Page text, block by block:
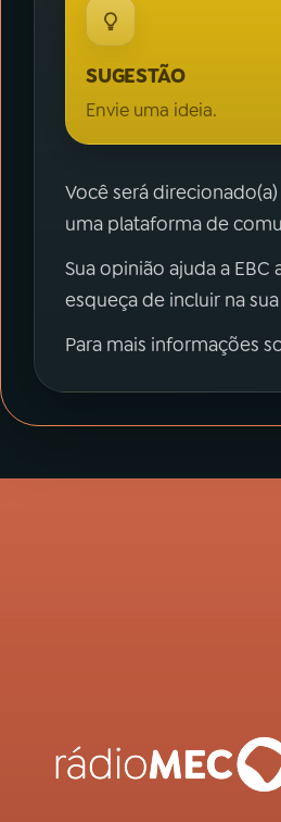
SUGESTÃO
Envie uma ideia.
Você será direcionado(a)
uma plataforma de
Sua opinião ajuda a
esqueça de incluir na
Para mais informações